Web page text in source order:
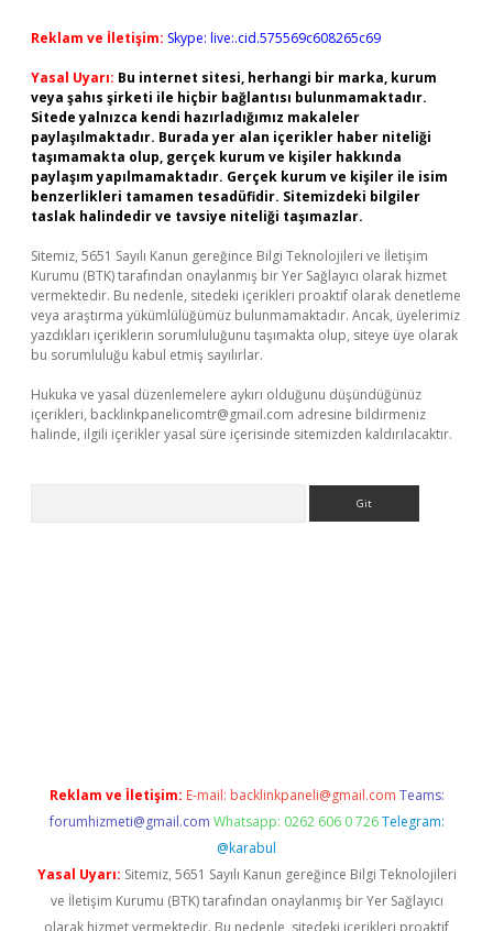
Reklam ve İletişim: Skype: live:.cid.575569c608265c69
Yasal Uyarı: Bu internet sitesi, herhangi bir marka, kurum
veya şahıs şirketi ile hiçbir bağlantısı bulunmamaktadır.
Sitede yalnızca kendi hazırladığımız makaleler
paylaşılmaktadır. Burada yer alan içerikler haber niteliği
taşımamakta olup, gerçek kurum ve kişiler hakkında
paylaşım yapılmamaktadır. Gerçek kurum ve kişiler ile isim
benzerlikleri tamamen tesadüfidir. Sitemizdeki bilgiler
taslak halindedir ve tavsiye niteliği taşımazlar.
Sitemiz, 5651 Sayılı Kanun gereğince Bilgi Teknolojileri ve İletişim
Kurumu (BTK) tarafından onaylanmış bir Yer Sağlayıcı olarak hizmet
vermektedir. Bu nedenle, sitedeki içerikleri proaktif olarak denetleme
veya araştırma yükümlülüğümüz bulunmamaktadır. Ancak, üyelerimiz
yazdıkları içeriklerin sorumluluğunu taşımakta olup, siteye üye olarak
bu sorumluluğu kabul etmiş sayılırlar.
Hukuka ve yasal düzenlemelere aykırı olduğunu düşündüğünüz
içerikleri, backlinkpanelicomtr@gmail.com adresine bildirmeniz
halinde, ilgili içerikler yasal süre içerisinde sitemizden kaldırılacaktır.
Reklam ve İletişim: E-mail: backlinkpaneli@gmail.com Teams:
forumhizmeti@gmail.com Whatsapp: 0262 606 0 726 Telegram:
@karabul
Yasal Uyarı: Sitemiz, 5651 Sayılı Kanun gereğince Bilgi Teknolojileri
ve İletişim Kurumu (BTK) tarafından onaylanmış bir Yer Sağlayıcı
olarak hizmet vermektedir. Bu nedenle, sitedeki içerikleri proaktif